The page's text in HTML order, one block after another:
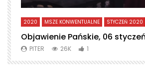
2020 MSZE KONWENTUALNE STYCZEŃ 2020
Objawienie Pańskie, 06
PITER 26K 1